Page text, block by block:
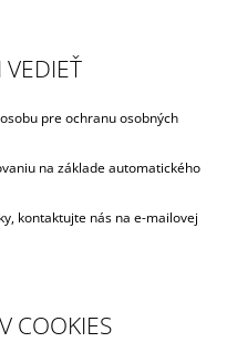
VEDIEŤ
pre ochranu osobných
na základe automatického
kontaktujte nás na e-mailovej
COOKIES